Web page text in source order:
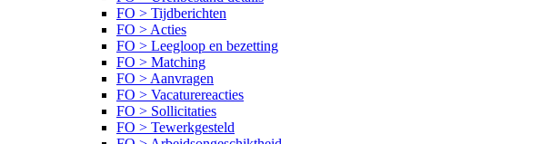
FO > Tijdberichten
FO > Acties
FO > Leegloop en bezetting
FO > Matching
FO > Aanvragen
FO > Vacaturereacties
FO > Sollicitaties
FO > Tewerkgesteld